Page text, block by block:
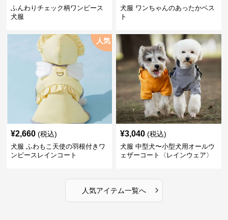
ふんわりチェック柄ワンピース
犬服
犬服 ワンちゃんのあったかベス
ト
人気
¥2,660 (税込)
犬服 ふわもこ天使の羽根付きワ
ンピースレインコート
¥3,040 (税込)
犬服 中型犬〜小型犬用オールウ
ェザーコート〈レインウェア〉
人気アイテム一覧へ ›